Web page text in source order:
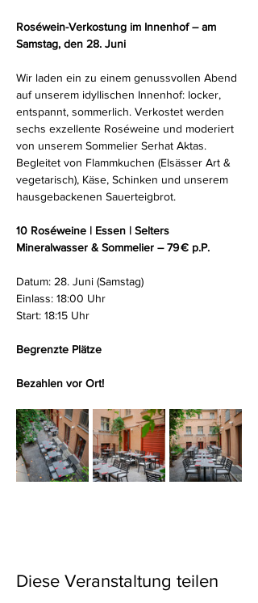
Roséwein-Verkostung im Innenhof – am
Samstag, den 28. Juni
Wir laden ein zu einem genussvollen Abend
auf unserem idyllischen Innenhof: locker,
entspannt, sommerlich. Verkostet werden
sechs exzellente Roséweine und moderiert
von unserem Sommelier Serhat Aktas.
Begleitet von Flammkuchen (Elsässer Art &
vegetarisch), Käse, Schinken und unserem
hausgebackenen Sauerteigbrot.
10 Roséweine | Essen | Selters
Mineralwasser & Sommelier – 79 € p.P.
Datum: 28. Juni (Samstag)
Einlass: 18:00 Uhr
Start: 18:15 Uhr
Begrenzte Plätze
Bezahlen vor Ort!
Diese Veranstaltung teilen